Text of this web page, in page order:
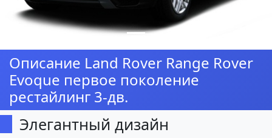
Описание Land Rover Range Rover
Evoque первое поколение
рестайлинг 3-дв.
Элегантный дизайн